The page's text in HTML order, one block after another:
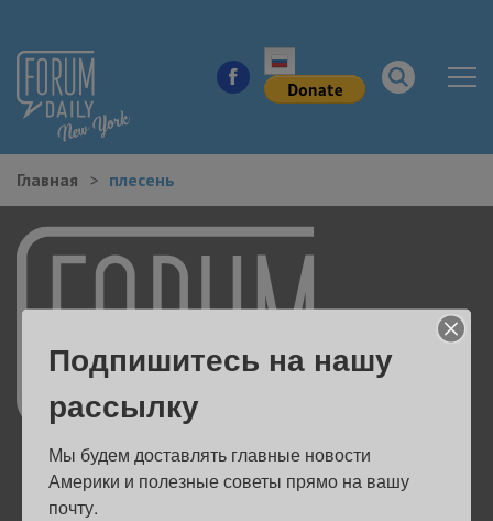
КУДА ПОЙТИ В ГОРОДЕ
ЗДОРОВЬЕ
РАБОТА И БИЗНЕС
ЖИЛЬЕ
ОБРАЗОВАНИЕ
Главная плесень
Подпишитесь на нашу
рассылку
Мы будем доставлять главные новости
Америки и полезные советы прямо на вашу
почту.